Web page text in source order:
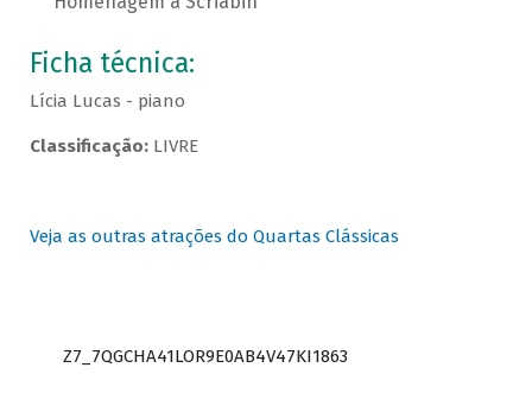
Ficha técnica:
Lícia Lucas - piano
Classificação:LIVRE
Veja as outras atrações do Quartas Clássicas
Z7_7QGCHA41LOR9E0AB4V47KI1863